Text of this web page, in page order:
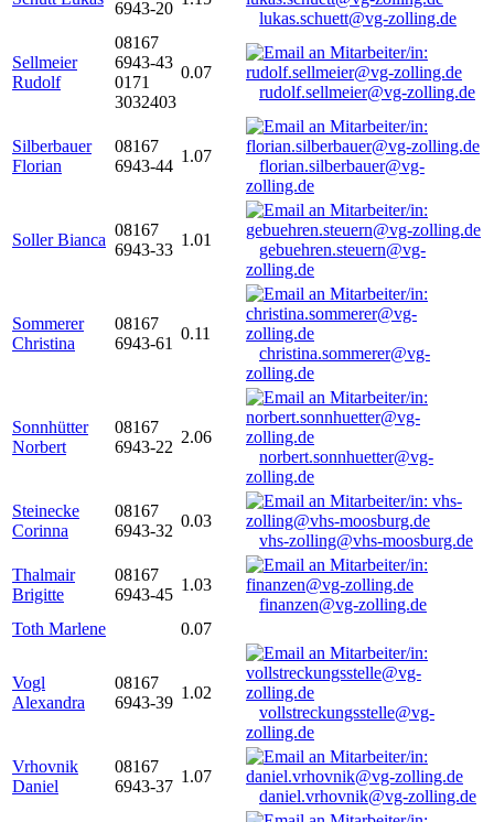
6943-20
lukas.schuett@vg-zolling.de
Sellmeier
Rudolf
08167
6943-43
0171
3032403
0.07
rudolf.sellmeier@vg-zolling.de
Silberbauer
Florian
08167
6943-44
1.07
florian.silberbauer@vg-
zolling.de
Soller Bianca
08167
6943-33
1.01
gebuehren.steuern@vg-
zolling.de
Sommerer
Christina
08167
6943-61
0.11
christina.sommerer@vg-
zolling.de
Sonnhütter
Norbert
08167
6943-22
2.06
norbert.sonnhuetter@vg-
zolling.de
Steinecke
Corinna
08167
6943-32
0.03
vhs-zolling@vhs-moosburg.de
Thalmair
Brigitte
08167
6943-45
1.03
finanzen@vg-zolling.de
Toth Marlene
0.07
Vogl
Alexandra
08167
6943-39
1.02
vollstreckungsstelle@vg-
zolling.de
Vrhovnik
Daniel
08167
6943-37
1.07
daniel.vrhovnik@vg-zolling.de